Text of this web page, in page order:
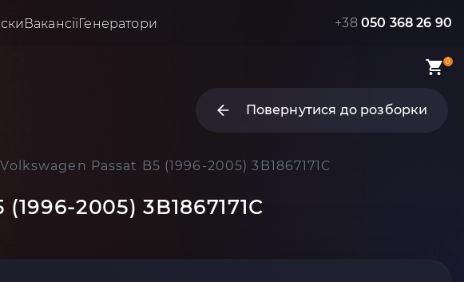
ВакансіїГенератори +38 050 368 26 90
0
Повернутися до розборки
Passat B5 (1996-2005) 3B1867171C
2005) 3B1867171C